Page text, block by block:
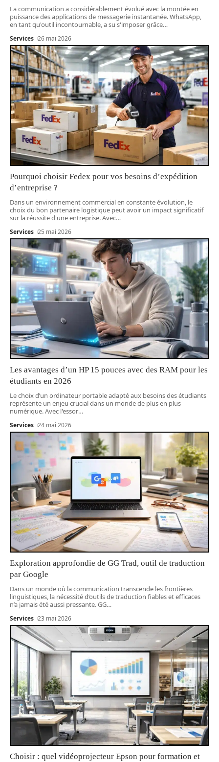
La communication a considérablement évolué avec la montée en
puissance des applications de messagerie instantanée. WhatsApp,
en tant qu'outil incontournable, a su s'imposer grâce…
Services 26 mai 2026
Pourquoi choisir Fedex pour vos besoins d’expédition
d’entreprise ?
Dans un environnement commercial en constante évolution, le
choix du bon partenaire logistique peut avoir un impact significatif
sur la réussite d'une entreprise. Avec…
Services 25 mai 2026
Les avantages d’un HP 15 pouces avec des RAM pour les
étudiants en 2026
Le choix d’un ordinateur portable adapté aux besoins des étudiants
représente un enjeu crucial dans un monde de plus en plus
numérique. Avec l'essor…
Services 24 mai 2026
Exploration approfondie de GG Trad, outil de traduction
par Google
Dans un monde où la communication transcende les frontières
linguistiques, la nécessité d’outils de traduction fiables et efficaces
n’a jamais été aussi pressante. GG…
Services 23 mai 2026
Choisir : quel vidéoprojecteur Epson pour formation et